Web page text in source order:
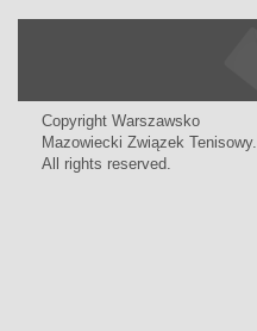
Copyright Warszawsko
Mazowiecki Związek Tenisowy.
All rights reserved.